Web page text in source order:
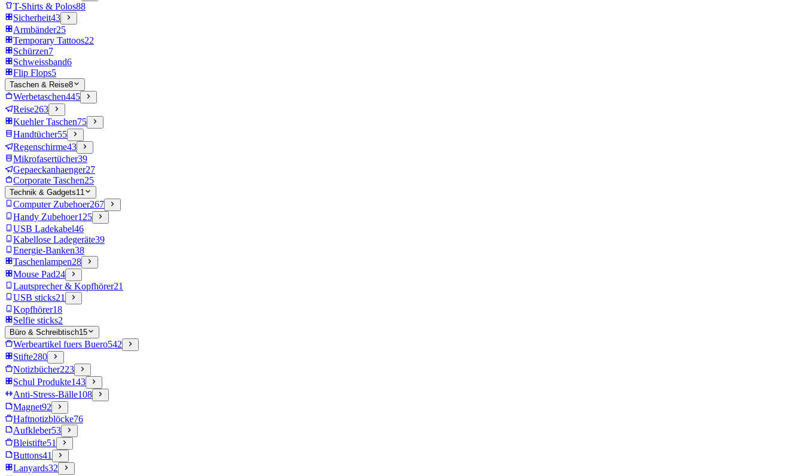
T-Shirts & Polos88
Sicherheit43
Armbänder25
Temporary Tattoos22
Schürzen7
Schweissband6
Flip Flops5
Taschen & Reise8
Werbetaschen445
Reise263
Kuehler Taschen75
Handtücher55
Regenschirme43
Mikrofasertücher39
Gepaeckanhaenger27
Corporate Taschen25
Technik & Gadgets11
Computer Zubehoer267
Handy Zubehoer125
USB Ladekabel46
Kabellose Ladegeräte39
Energie-Banken38
Taschenlampen28
Mouse Pad24
Lautsprecher & Kopfhörer21
USB sticks21
Kopfhörer18
Selfie sticks2
Büro & Schreibtisch15
Werbeartikel fuers Buero542
Stifte280
Notizbücher223
Schul Produkte143
Anti-Stress-Bälle108
Magnet92
Haftnotizblöcke76
Aufkleber53
Bleistifte51
Buttons41
Lanyards32